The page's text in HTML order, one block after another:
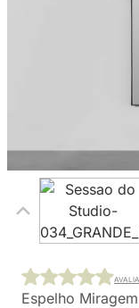
Espelho